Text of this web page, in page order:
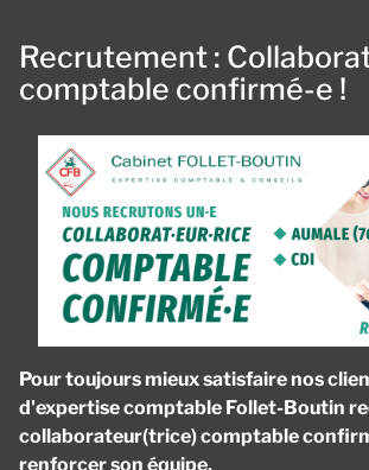
Recrutement :
comptable confirmé-e !
Pour toujours mieux satisfaire nos
d'expertise comptable Follet-Boutin
collaborateur(trice) comptable
renforcer son équipe.